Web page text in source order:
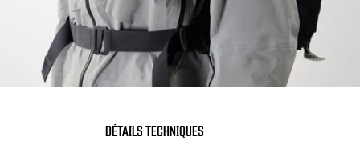
DÉTAILS TECHNIQUES